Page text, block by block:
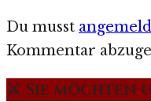
Du musst
Kommentar
⚔️ Sie möchten